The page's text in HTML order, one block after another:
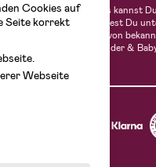
mit Kindern. Bei uns kannst
unserem Sortiment findest Du
Wir haben Produkte von
Online-Boutique für Kinder &
Cookies auf
Seite korrekt
Webseite